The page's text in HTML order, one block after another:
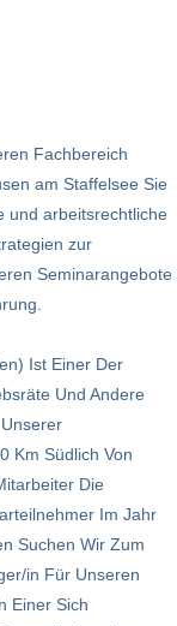
Fachbereich
am Staffelsee Sie
und arbeitsrechtliche
zur
Seminarangebote
Ist Einer Der
Und Andere
Km Südlich Von
Die
Im Jahr
Suchen Wir Zum
in Für Unseren
Einer Sich